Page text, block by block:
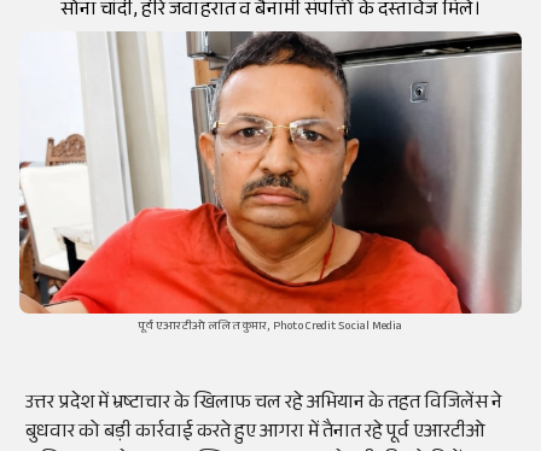
सोना चांदी, हीरे जवाहरात व बैनामी संपत्तिों के दस्तावेज मिले।
पूर्व एआरटीओ ललित कुमार, Photo Credit Social Media
उत्तर प्रदेश में भ्रष्टाचार के खिलाफ चल रहे अभियान के तहत विजिलेंस ने
बुधवार को बड़ी कार्रवाई करते हुए आगरा में तैनात रहे पूर्व एआरटीओ